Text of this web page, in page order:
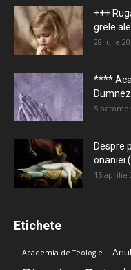
+++
grele
28 iulie
****
5
Despre
onaniei
15 aprilie
Etichete
Academia de Teologie